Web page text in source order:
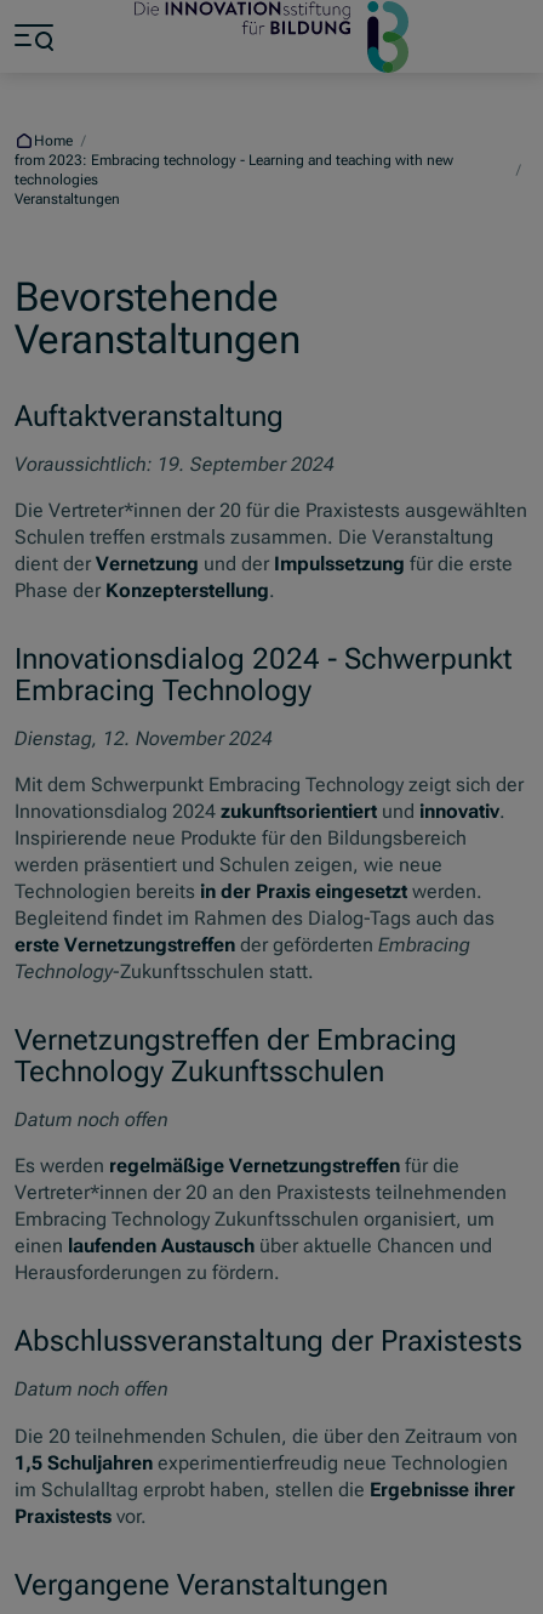
Jump to main content
Home /
from 2023: Embracing technology - Learning and teaching with new
technologies
/
Veranstaltungen
Bevorstehende
Veranstaltungen
Auftaktveranstaltung
Voraussichtlich: 19. September 2024
Die Vertreter*innen der 20 für die Praxistests ausgewählten
Schulen treffen erstmals zusammen. Die Veranstaltung
dient derVernetzung und der Impulssetzung für die erste
Phase der Konzepterstellung.
Innovationsdialog 2024 - Schwerpunkt
Embracing Technology
Dienstag, 12. November 2024
Mit dem Schwerpunkt Embracing Technology zeigt sich der
Innovationsdialog 2024zukunftsorientiert und innovativ.
Inspirierende neue Produkte für den Bildungsbereich
werden präsentiert und Schulen zeigen, wie neue
Technologien bereits in der Praxis eingesetzt werden.
Begleitend findet im Rahmen des Dialog-Tags auch das
erste Vernetzungstreffen der gefördertenEmbracing
Technology-Zukunftsschulen statt.
Vernetzungstreffen der Embracing
Technology Zukunftsschulen
Datum noch offen
Es werden regelmäßige Vernetzungstreffenfür die
Vertreter*innen der 20 an den Praxistests teilnehmenden
Embracing Technology Zukunftsschulen organisiert, um
einen laufenden Austausch über aktuelle Chancen und
Herausforderungen zu fördern.
Abschlussveranstaltung der Praxistests
Datum noch offen
Die 20 teilnehmenden Schulen, die über den Zeitraum von
1,5 Schuljahren experimentierfreudig neue Technologien
im Schulalltag erprobt haben, stellen die Ergebnisse ihrer
Praxistests vor.
Vergangene Veranstaltungen